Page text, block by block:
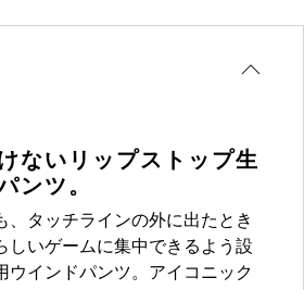
ないリップストップ生
ンツ。
、タッチラインの外に出たとき
しいゲームに集中できるよう設
ウインドパンツ。アイコニック